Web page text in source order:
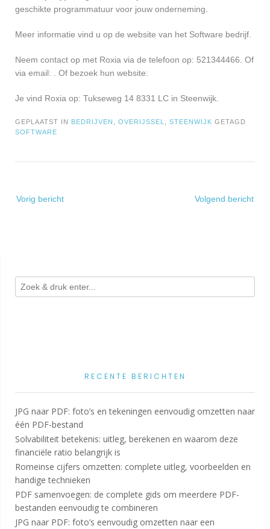
geschikte programmatuur voor jouw onderneming.
Meer informatie vind u op de website van het Software bedrijf.
Neem contact op met Roxia via de telefoon op: 521344466. Of
via email:
. Of bezoek hun website:
Je vind Roxia op: Tukseweg 14 8331 LC in Steenwijk.
GEPLAATST IN BEDRIJVEN OVERIJSSEL STEENWIJK GETAGD
SOFTWARE
navigatie
Vorig bericht Volgend bericht
RECENTE BERICHTEN
JPG naar PDF: foto’s en tekeningen eenvoudig omzetten naar
één PDF-bestand
Solvabiliteit betekenis: uitleg, berekenen en waarom deze
financiële ratio belangrijk is
Romeinse cijfers omzetten: complete uitleg, voorbeelden en
handige technieken
PDF samenvoegen: de complete gids om meerdere PDF-
bestanden eenvoudig te combineren
JPG naar PDF: foto’s eenvoudig omzetten naar een